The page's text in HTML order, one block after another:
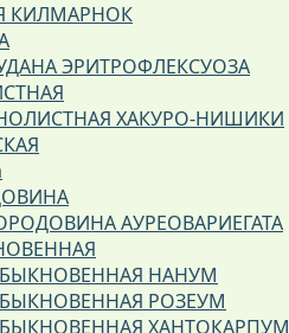
КИЛМАРНОК
ЭРИТРОФЛЕКСУОЗА
ХАКУРО-НИШИКИ
АУРЕОВАРИЕГАТА
НАНУМ
РОЗЕУМ
ХАНТОКАРПУМ